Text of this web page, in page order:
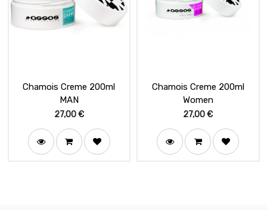
Chamois Creme 200ml
MAN
27,00€
Chamois Creme 200ml
Women
27,00€